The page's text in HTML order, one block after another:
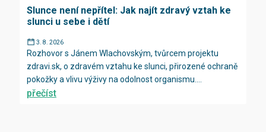
Slunce není nepřítel: Jak najít zdravý vztah ke
slunci u sebe i dětí
3. 8. 2026
Rozhovor s Jánem Wlachovským, tvůrcem projektu
zdravi.sk, o zdravém vztahu ke slunci, přirozené ochraně
pokožky a vlivu výživy na odolnost organismu....
přečíst